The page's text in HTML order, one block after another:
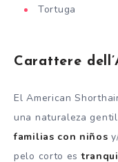
Tortuga
Carattere
El American
una naturaleza
familias con niños
pelo corto es